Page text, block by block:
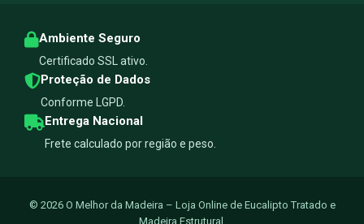
Ambiente Seguro
Certificado SSL ativo.
Proteção de Dados
Conforme LGPD.
Entrega Nacional
Frete calculado por região e peso.
© 2026 O Melhor da Madeira – Loja Online de Eucalipto Tratado e
Madeira Estrutural.